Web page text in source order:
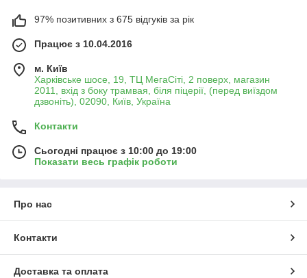
97% позитивних з 675 відгуків за рік
Працює з 10.04.2016
м. Київ
Харківське шосе, 19, ТЦ МегаСіті, 2 поверх, магазин
2011, вхід з боку трамвая, біля піцерії, (перед виїздом
дзвоніть), 02090, Київ, Україна
Контакти
Сьогодні працює з 10:00 до 19:00
Показати весь графік роботи
Про нас
Контакти
Доставка та оплата